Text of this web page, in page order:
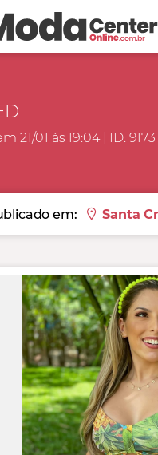
21/01 às 19:04 | ID. 9173
em: Santa